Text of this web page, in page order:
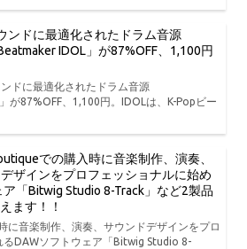
ンドに最適化されたドラム音源
IDOL」が87%OFF、1,100円
ドに最適化されたドラム音源
が87%OFF、1,100円。IDOLは、K-Popビー
での購入時に音楽制作、演奏、
ザインをプロフェッショナルに始め
「Bitwig Studio 8-Track」など2製品
ます！！
音楽制作、演奏、サウンドデザインをプロ
るDAWソフトウェア「Bitwig Studio 8-